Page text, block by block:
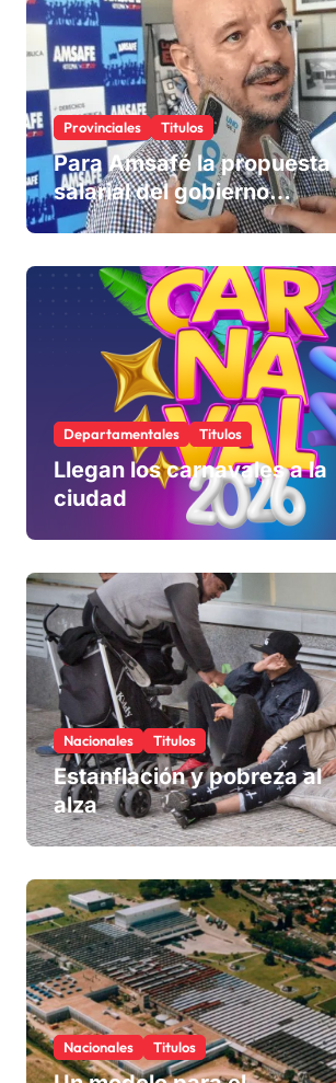
Provinciales Titulos
Para Amsafé la propuesta
salarial del gobierno
«queda corta» y el viernes
rechaza
Departamentales Titulos
Llegan los carnavales a la
ciudad
Nacionales Titulos
Estanflación y pobreza al
alza
Nacionales Titulos